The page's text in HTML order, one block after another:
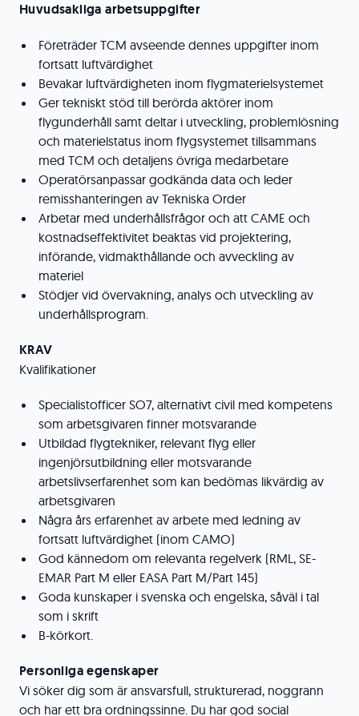
Huvudsakliga arbetsuppgifter
Företräder TCM avseende dennes uppgifter inom
fortsatt luftvärdighet
Bevakar luftvärdigheten inom flygmaterielsystemet
Ger tekniskt stöd till berörda aktörer inom
flygunderhåll samt deltar i utveckling, problemlösning
och materielstatus inom flygsystemet tillsammans
med TCM och detaljens övriga medarbetare
Operatörsanpassar godkända data och leder
remisshanteringen av Tekniska Order
Arbetar med underhållsfrågor och att CAME och
kostnadseffektivitet beaktas vid projektering,
införande, vidmakthållande och avveckling av
materiel
Stödjer vid övervakning, analys och utveckling av
underhållsprogram.
KRAV
Kvalifikationer
Specialistofficer SO7, alternativt civil med kompetens
som arbetsgivaren finner motsvarande
Utbildad flygtekniker, relevant flyg eller
ingenjörsutbildning eller motsvarande
arbetslivserfarenhet som kan bedömas likvärdig av
arbetsgivaren
Några års erfarenhet av arbete med ledning av
fortsatt luftvärdighet (inom CAMO)
God kännedom om relevanta regelverk (RML, SE-
EMAR Part M eller EASA Part M/Part 145)
Goda kunskaper i svenska och engelska, såväl i tal
som i skrift
B-körkort.
Personliga egenskaper
Vi söker dig som är ansvarsfull, strukturerad, noggrann
och har ett bra ordningssinne. Du har god social